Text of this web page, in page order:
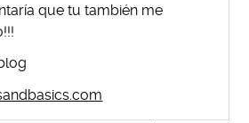
que tu también me